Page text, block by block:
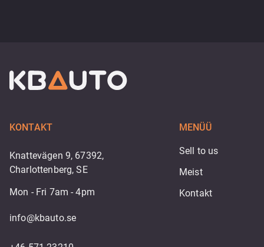
KONTAKT
Knattevägen 9, 67392,
Charlottenberg, SE
Mon - Fri 7am - 4pm
info@kbauto.se
MENÜÜ
Sell to us
Meist
Kontakt